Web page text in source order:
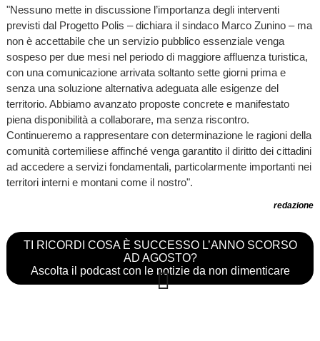
"Nessuno mette in discussione l’importanza degli interventi
previsti dal Progetto Polis – dichiara il sindaco Marco Zunino – ma
non è accettabile che un servizio pubblico essenziale venga
sospeso per due mesi nel periodo di maggiore affluenza turistica,
con una comunicazione arrivata soltanto sette giorni prima e
senza una soluzione alternativa adeguata alle esigenze del
territorio. Abbiamo avanzato proposte concrete e manifestato
piena disponibilità a collaborare, ma senza riscontro.
Continueremo a rappresentare con determinazione le ragioni della
comunità cortemiliese affinché venga garantito il diritto dei cittadini
ad accedere a servizi fondamentali, particolarmente importanti nei
territori interni e montani come il nostro".
redazione
TI RICORDI COSA È SUCCESSO L’ANNO SCORSO
AD AGOSTO?
Ascolta il podcast con le notizie da non dimenticare